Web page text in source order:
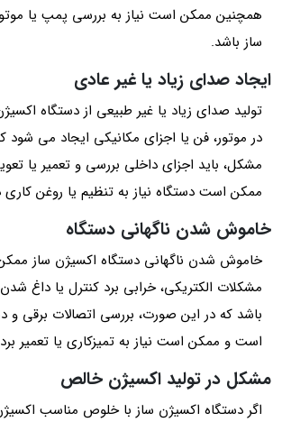
همچنین ممکن است نیاز به بررسی پمپ یا
ساز باشد.
ایجاد صدای زیاد یا غیر عادی
تولید صدای زیاد یا غیر طبیعی از دستگاه
در موتور، فن یا اجزای مکانیکی ایجاد می شود
مشکل، باید اجزای داخلی بررسی و تعمیر یا
ممکن است دستگاه نیاز به تنظیم یا روغن کاری
خاموش شدن ناگهانی دستگاه
خاموش شدن ناگهانی دستگاه اکسیژن ساز
مشکلات الکتریکی، خرابی برد کنترل یا داغ
باشد که در این صورت، بررسی اتصالات برقی و
است و ممکن است نیاز به تمیزکاری یا تعمیر
مشکل در تولید اکسیژن خالص
اگر دستگاه اکسیژن ساز با خلوص مناسب